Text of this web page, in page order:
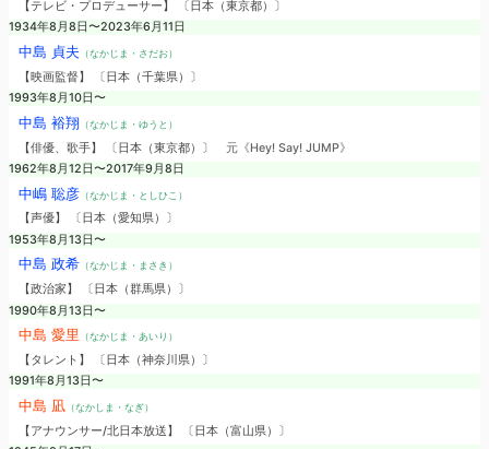
【テレビ・プロデューサー】 〔日本（東京都）〕
1934年8月8日〜2023年6月11日
中島 貞夫 （なかじま・さだお）
【映画監督】 〔日本（千葉県）〕
1993年8月10日〜
中島 裕翔 （なかじま・ゆうと）
【俳優、歌手】 〔日本（東京都）〕 元《Hey! Say! JUMP》
1962年8月12日〜2017年9月8日
中嶋 聡彦（なかじま・としひこ）
【声優】 〔日本（愛知県）〕
1953年8月13日〜
中島 政希（なかじま・まさき）
【政治家】 〔日本（群馬県）〕
1990年8月13日〜
中島 愛里 （なかじま・あいり）
【タレント】 〔日本（神奈川県）〕
1991年8月13日〜
中島 凪（なかしま・なぎ）
【アナウンサー/北日本放送】 〔日本（富山県）〕